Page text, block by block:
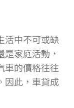
活中不可或缺
家庭活動，
車的價格往往
因此，車貸成